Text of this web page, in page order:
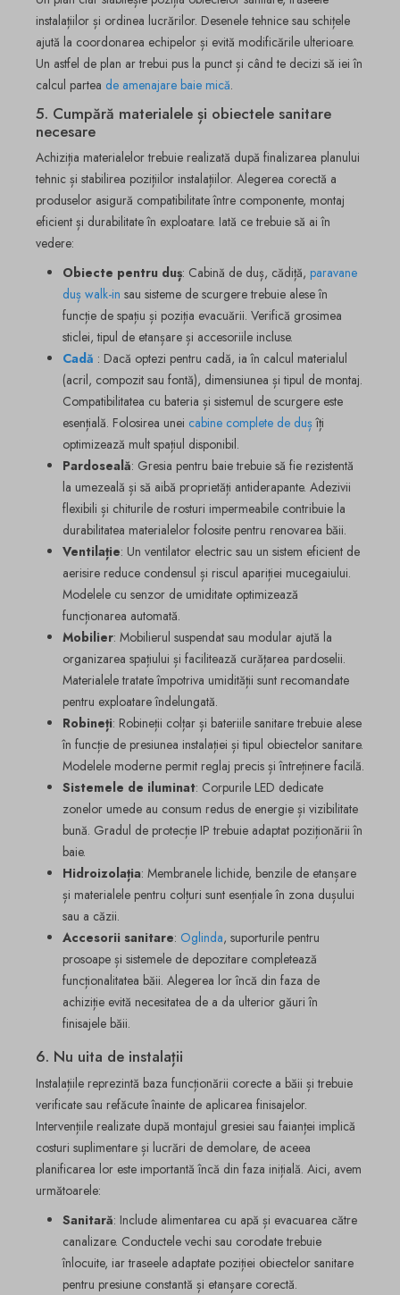
instalațiilor și ordinea lucrărilor. Desenele tehnice sau schițele
ajută la coordonarea echipelor și evită modificările ulterioare.
Un astfel de plan ar trebui pus la punct și când te decizi să iei în
calcul partea de amenajare baie mică.
5. Cumpără materialele și obiectele sanitare
necesare
Achiziția materialelor trebuie realizată după finalizarea planului
tehnic și stabilirea pozițiilor instalațiilor. Alegerea corectă a
produselor asigură compatibilitate între componente, montaj
eficient și durabilitate în exploatare. Iată ce trebuie să ai în
vedere:
Obiecte pentru duș: Cabină de duș, cădiță, paravane
duș walk-in sau sisteme de scurgere trebuie alese în
funcție de spațiu și poziția evacuării. Verifică grosimea
sticlei, tipul de etanșare și accesoriile incluse.
Cadă : Dacă optezi pentru cadă, ia în calcul materialul
(acril, compozit sau fontă), dimensiunea și tipul de montaj.
Compatibilitatea cu bateria și sistemul de scurgere este
esențială. Folosirea unei cabine complete de dușîți
optimizează mult spațiul disponibil.
Pardoseală: Gresia pentru baie trebuie să fie rezistentă
la umezeală și să aibă proprietăți antiderapante. Adezivii
flexibili și chiturile de rosturi impermeabile contribuie la
durabilitatea materialelor folosite pentru renovarea băii.
Ventilație: Un ventilator electric sau un sistem eficient de
aerisire reduce condensul și riscul apariției mucegaiului.
Modelele cu senzor de umiditate optimizează
funcționarea automată.
Mobilier: Mobilierul suspendat sau modular ajută la
organizarea spațiului și facilitează curățarea pardoselii.
Materialele tratate împotriva umidității sunt recomandate
pentru exploatare îndelungată.
Robineți: Robineții colțar și bateriile sanitare trebuie alese
în funcție de presiunea instalației și tipul obiectelor sanitare.
Modelele moderne permit reglaj precis și întreținere facilă.
Sistemele de iluminat: Corpurile LED dedicate
zonelor umede au consum redus de energie și vizibilitate
bună. Gradul de protecție IP trebuie adaptat poziționării în
baie.
Hidroizolația: Membranele lichide, benzile de etanșare
și materialele pentru colțuri sunt esențiale în zona dușului
sau a căzii.
Accesorii sanitare: Oglinda, suporturile pentru
prosoape și sistemele de depozitare completează
funcționalitatea băii. Alegerea lor încă din faza de
achiziție evită necesitatea de a da ulterior găuri în
finisajele băii.
6. Nu uita de instalații
Instalațiile reprezintă baza funcționării corecte a băii și trebuie
verificate sau refăcute înainte de aplicarea finisajelor.
Intervențiile realizate după montajul gresiei sau faianței implică
costuri suplimentare și lucrări de demolare, de aceea
planificarea lor este importantă încă din faza inițială. Aici, avem
următoarele:
Sanitară: Include alimentarea cu apă și evacuarea către
canalizare. Conductele vechi sau corodate trebuie
înlocuite, iar traseele adaptate poziției obiectelor sanitare
pentru presiune constantă și etanșare corectă.